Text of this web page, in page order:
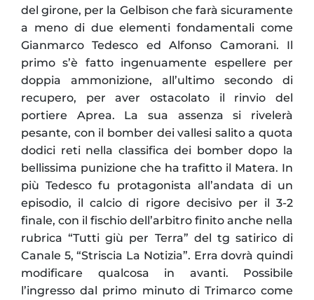
del girone, per la Gelbison che farà sicuramente
a meno di due elementi fondamentali come
Gianmarco Tedesco ed Alfonso Camorani. Il
primo s’è fatto ingenuamente espellere per
doppia ammonizione, all’ultimo secondo di
recupero, per aver ostacolato il rinvio del
portiere Aprea. La sua assenza si rivelerà
pesante, con il bomber dei vallesi salito a quota
dodici reti nella classifica dei bomber dopo la
bellissima punizione che ha trafitto il Matera. In
più Tedesco fu protagonista all’andata di un
episodio, il calcio di rigore decisivo per il 3-2
finale, con il fischio dell’arbitro finito anche nella
rubrica “Tutti giù per Terra” del tg satirico di
Canale 5, “Striscia La Notizia”. Erra dovrà quindi
modificare qualcosa in avanti. Possibile
l’ingresso dal primo minuto di Trimarco come